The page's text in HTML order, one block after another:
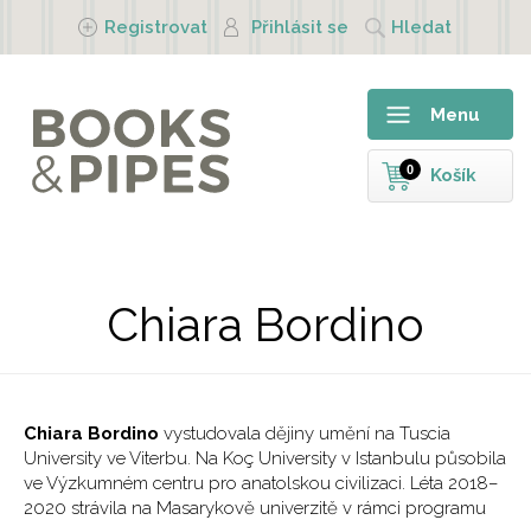
Registrovat Přihlásit se Hledat
Menu
Košík
0
Chiara Bordino
Chiara Bordino vystudovala dějiny umění na Tuscia
University ve Viterbu. Na Koç University v Istanbulu působila
ve Výzkum­ném centru pro anatolskou civilizaci. Léta 2018–
2020 strávila na Masarykově univerzitě v rámci programu